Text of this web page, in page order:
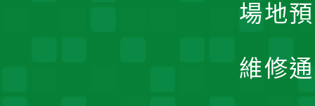
場地
維修